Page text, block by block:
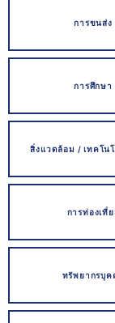
การขนส่ง
การศึกษา
สิ่งแวดล้อม / เทคโน
การท่องเที่
ทรัพยากรบุค